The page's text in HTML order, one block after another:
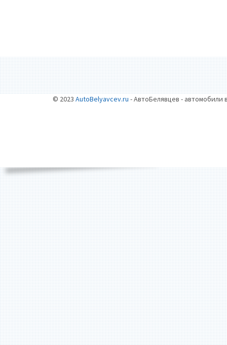
© 2023 AutoBelyavcev.ru - АвтоБелявцев - автомобили